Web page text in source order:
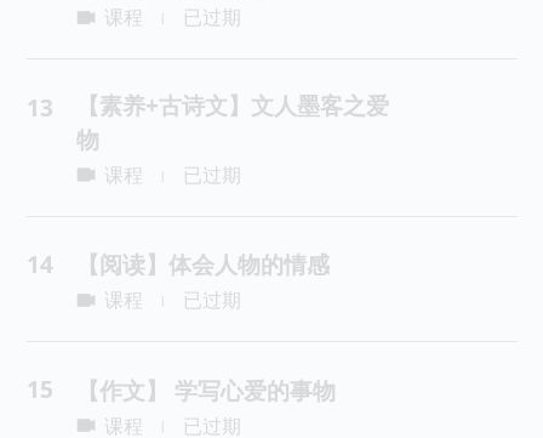
课程 已过期
13
【素养+古诗文】文人墨客之爱
物
课程 已过期
14 【阅读】体会人物的情感
课程 已过期
15 【作文】 学写心爱的事物
课程 已过期